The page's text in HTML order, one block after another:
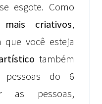
esgote. Como
mais criativos,
você esteja
também
pessoas do 6
as pessoas,